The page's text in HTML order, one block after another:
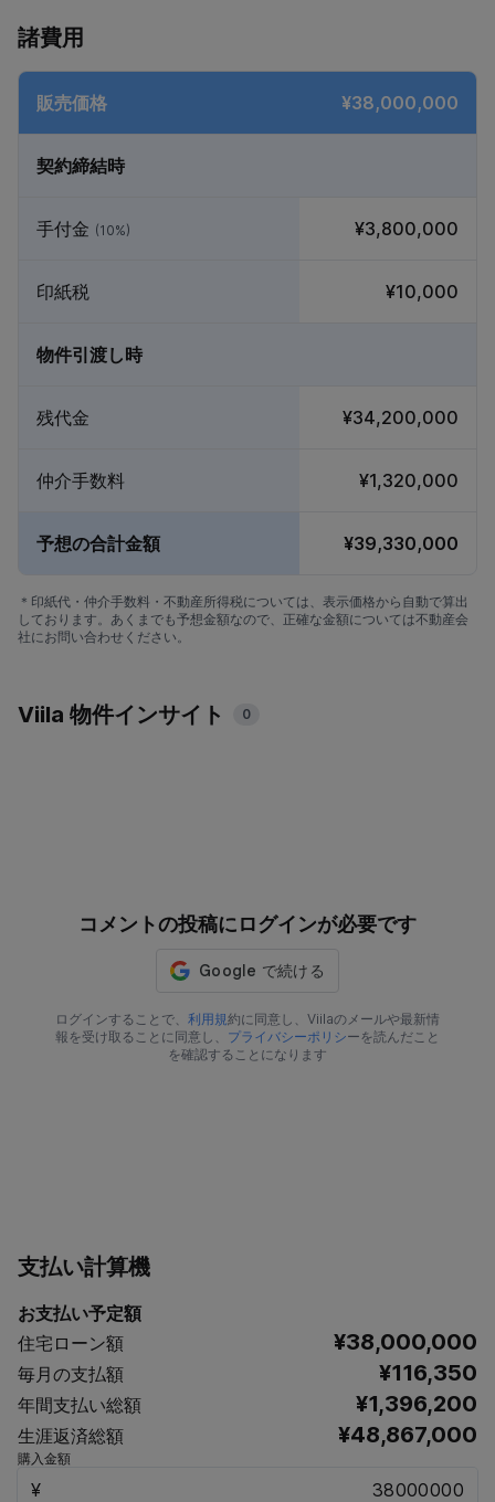
諸費用
販売価格 ¥38,000,000
契約締結時
手付金 (10%) ¥3,800,000
印紙税 ¥10,000
物件引渡し時
残代金 ¥34,200,000
仲介手数料 ¥1,320,000
予想の合計金額 ¥39,330,000
＊印紙代・仲介手数料・不動産所得税については、表示価格から自動で算出
しております。あくまでも予想金額なので、正確な金額については不動産会
社にお問い合わせください。
Viila 物件インサイト 0
コメントの投稿にログインが必要です
ログインすることで、 利用規約に同意し、Viilaのメールや最新情
報を受け取ることに同意し、 プライバシーポリシーを読んだこと
を確認することになります
支払い計算機
お支払い予定額
住宅ローン額
¥38,000,000
毎月の支払額 ¥116,350
年間支払い総額 ¥1,396,200
生涯返済総額 ¥48,867,000
購入金額
¥